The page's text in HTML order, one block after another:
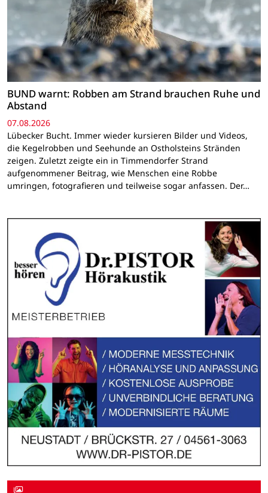
BUND warnt: Robben am Strand brauchen Ruhe und
Abstand
07.08.2026
Lübecker Bucht. Immer wieder kursieren Bilder und Videos,
die Kegelrobben und Seehunde an Ostholsteins Stränden
zeigen. Zuletzt zeigte ein in Timmendorfer Strand
aufgenommener Beitrag, wie Menschen eine Robbe
umringen, fotografieren und teilweise sogar anfassen. Der…